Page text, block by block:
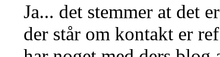
Ja... det stemmer at det
der står om kontakt er